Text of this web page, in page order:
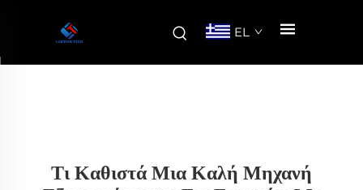
EL
Τι Καθιστά Μια Καλή Μηχανή